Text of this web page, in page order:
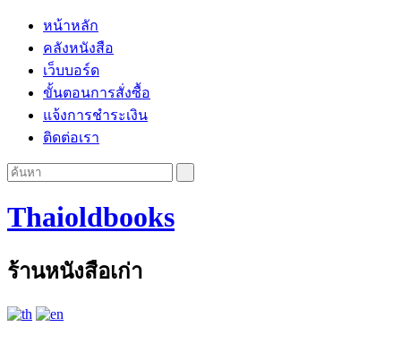
หน้าหลัก
คลังหนังสือ
เว็บบอร์ด
ขั้นตอนการสั่งซื้อ
แจ้งการชำระเงิน
ติดต่อเรา
Thaioldbooks
ร้านหนังสือเก่า